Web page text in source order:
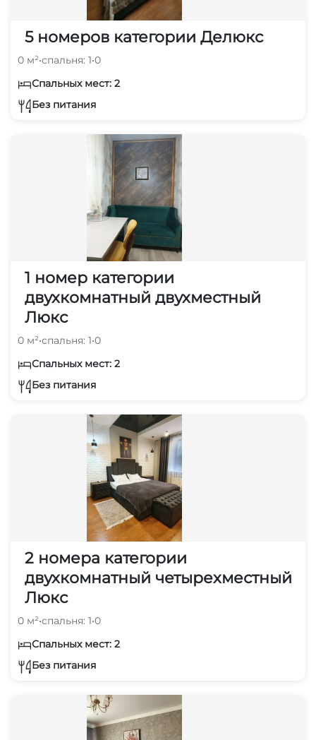
5 номеров категории Делюкс
0 м²•спальня: 1•0
Спальных мест: 2
Без питания
1 номер категории
двухкомнатный двухместный
Люкс
0 м²•спальня: 1•0
Спальных мест: 2
Без питания
2 номера категории
двухкомнатный четырехместный
Люкс
0 м²•спальня: 1•0
Спальных мест: 2
Без питания